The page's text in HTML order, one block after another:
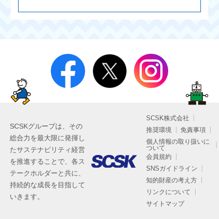
SCSKグループは、その
総合力を最大限に発揮し
たサステナビリティ経営
を推進することで、各ス
テークホルダーと共に、
持続的な成長を目指して
いきます。
SCSK株式会社
推奨環境
免責事項
個人情報の取り扱いに
ついて
会員規約
SNSガイドライン
知的財産の考え方
リンクについて
サイトマップ